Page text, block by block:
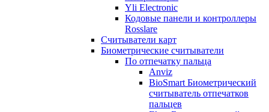
Yli Electronic
Кодовые панели и контроллеры
Rosslare
Считыватели карт
Биометрические считыватели
По отпечатку пальца
Anviz
BioSmart Биометрический
считыватель отпечатков
пальцев